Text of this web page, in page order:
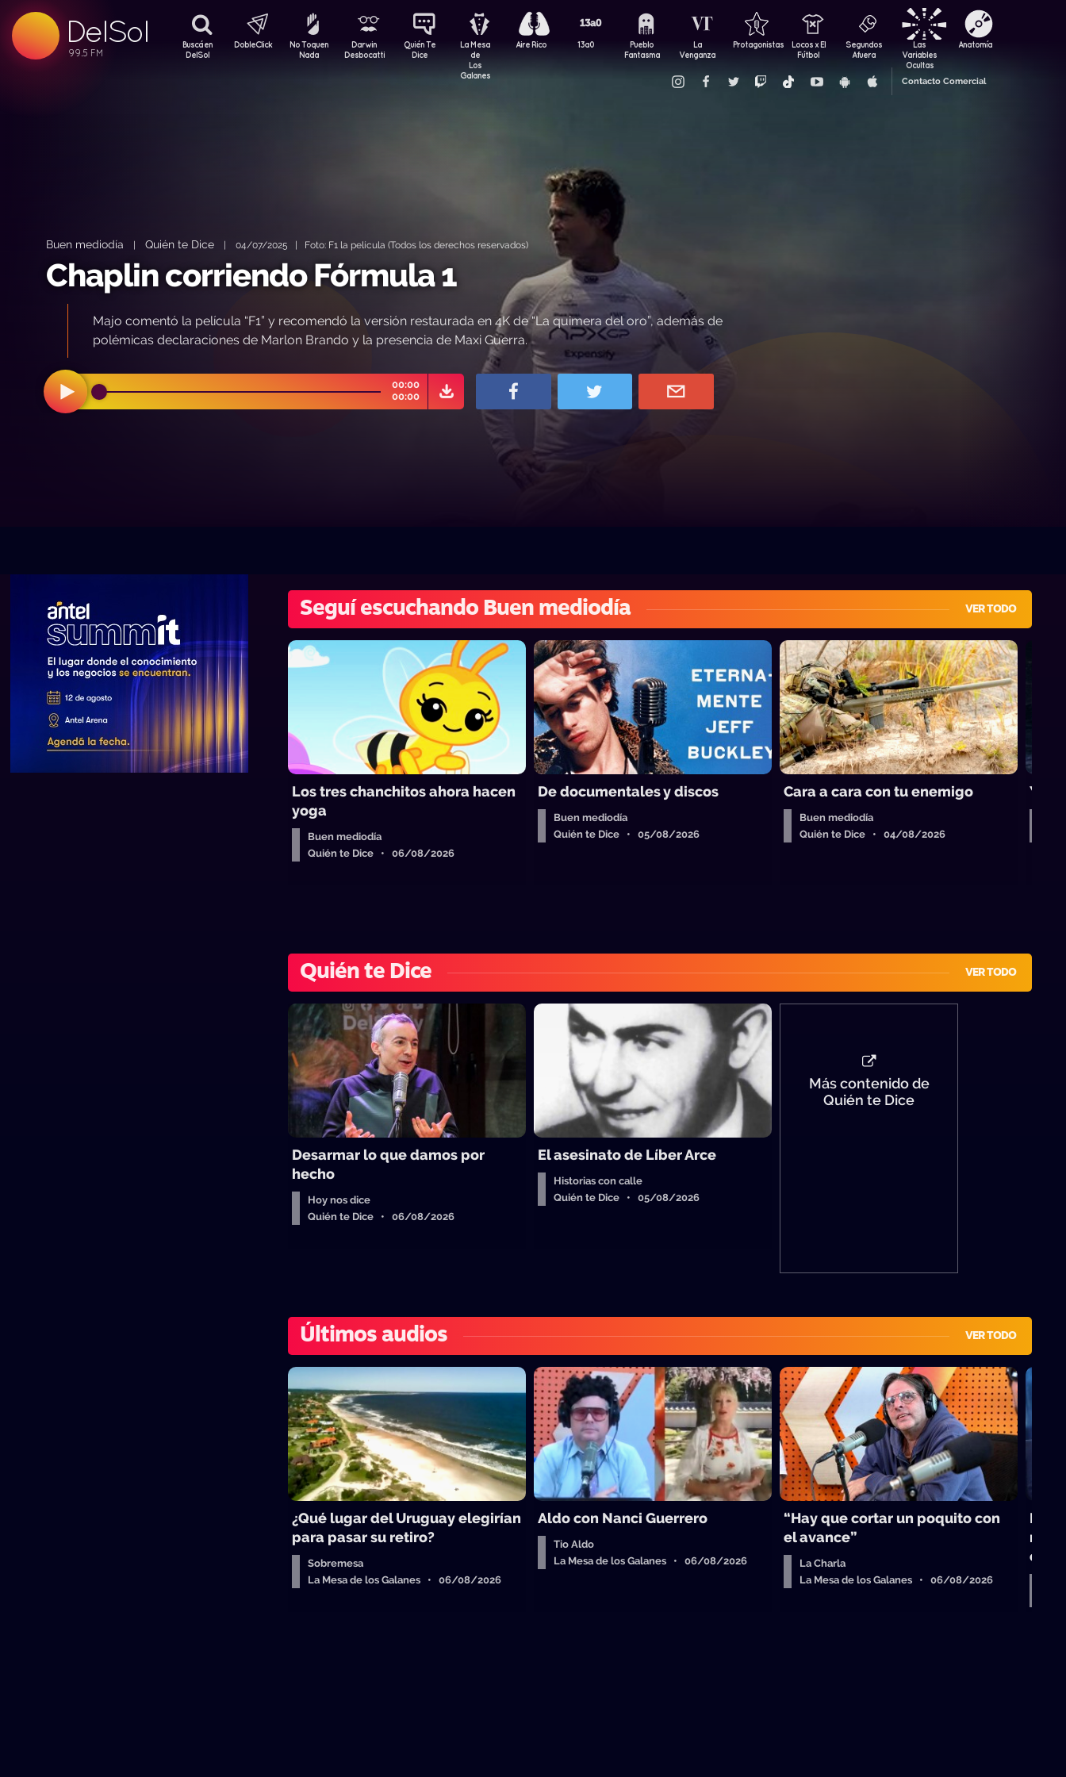
DelSol
99.5 FM
99.5 FM
99.5 FM
Buscá en
DelSol
DobleClick
No Toquen
Nada
Darwin
Desbocatti
Quién Te
Dice
La Mesa
de
Los
Galanes
Aire Rico 13a0
Pueblo
Fantasma
La
Venganza
Protagonistas
Locos x El
Fútbol
Segundos
Afuera
Las
Variables
Ocultas
Anatomía
Contacto Comercial
Buen mediodía | Quién te Dice | 04/07/2025 | Foto: F1 la película (Todos los derechos reservados)
Chaplin corriendo Fórmula 1
Majo comentó la película “F1” y recomendó la versión restaurada en 4K de “La quimera del oro”, además de
polémicas declaraciones de Marlon Brando y la presencia de Maxi Guerra.
00:00
00:00
Seguí escuchando Buen mediodía VER TODO
Los tres chanchitos ahora hacen
yoga
Buen mediodía
Quién te Dice • 06/08/2026
De documentales y discos
Buen mediodía
Quién te Dice • 05/08/2026
Cara a cara con tu enemigo
Buen mediodía
Quién te Dice • 04/08/2026
Y
Quién te Dice VER TODO
Desarmar lo que damos por
hecho
Hoy nos dice
Quién te Dice • 06/08/2026
El asesinato de Líber Arce
Historias con calle
Quién te Dice • 05/08/2026
Más contenido de
Quién te Dice
Últimos audios VER TODO
¿Qué lugar del Uruguay elegirían
para pasar su retiro?
Sobremesa
La Mesa de los Galanes • 06/08/2026
Aldo con Nanci Guerrero
Tio Aldo
La Mesa de los Galanes • 06/08/2026
“Hay que cortar un poquito con
el avance”
La Charla
La Mesa de los Galanes • 06/08/2026